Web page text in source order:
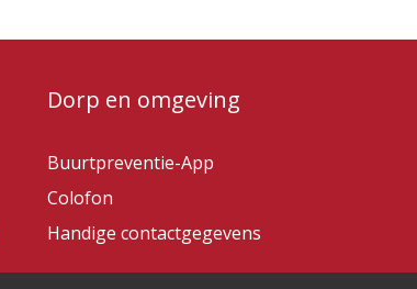
Dorp en omgeving
Buurtpreventie-App
Colofon
Handige contactgegevens